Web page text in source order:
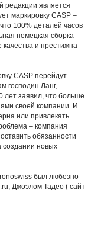
редакции является
маркировку CASP –
100% деталей часов
немецкая сборка
и престижна
CASP перейдут
господин Ланг,
заявил, что больше
своей компании. И
или привлекать
– компания
обязанности
создании новых
был любезно
Джоэлом Тадео ( сайт